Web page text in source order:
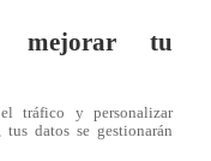
mejorar tu
tráfico y personalizar
, tus datos se gestionarán